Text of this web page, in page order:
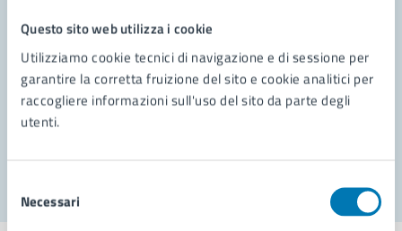
Questo sito web utilizza i cookie
Utilizziamo cookie tecnici di navigazione e di sessione per
garantire la corretta fruizione del sito e cookie analitici per
raccogliere informazioni sull'uso del sito da parte degli
utenti.
delNecessari
Richiedi assistenza
Prenota appuntamento
Problemi in città